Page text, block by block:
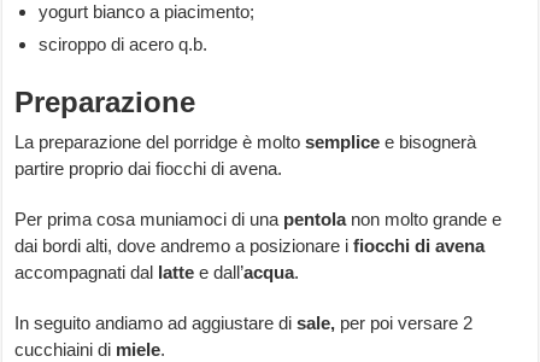
yogurt bianco a piacimento;
sciroppo di acero q.b.
Preparazione
La preparazione del porridge è moltosemplice e bisognerà
partire proprio dai fiocchi di avena.
Per prima cosa muniamoci di una pentolanon molto grande e
dai bordi alti, dove andremo a posizionare ifiocchi di avena
accompagnati dal latte e dall’acqua.
In seguito andiamo ad aggiustare disale, per poi versare 2
cucchiaini di miele.